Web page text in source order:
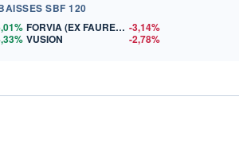
SBF 120
FORVIA (EX FAURECIA) -3,14%
VUSION
-2,78%